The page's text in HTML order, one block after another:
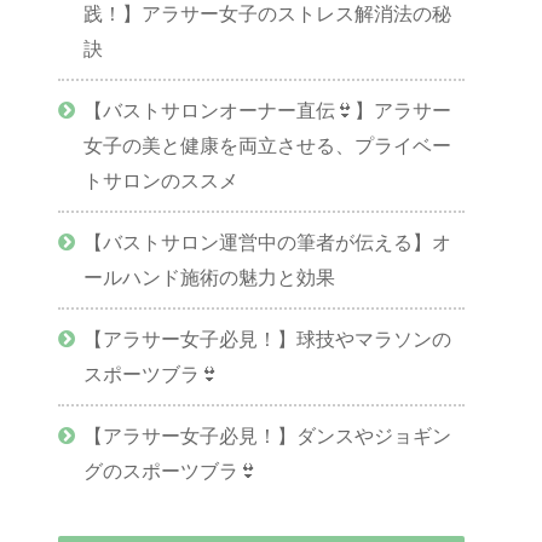
践！】アラサー女子のストレス解消法の秘
訣
【バストサロンオーナー直伝👙】アラサー
女子の美と健康を両立させる、プライベー
トサロンのススメ
【バストサロン運営中の筆者が伝える】オ
ールハンド施術の魅力と効果
【アラサー女子必見！】球技やマラソンの
スポーツブラ👙
【アラサー女子必見！】ダンスやジョギン
グのスポーツブラ👙